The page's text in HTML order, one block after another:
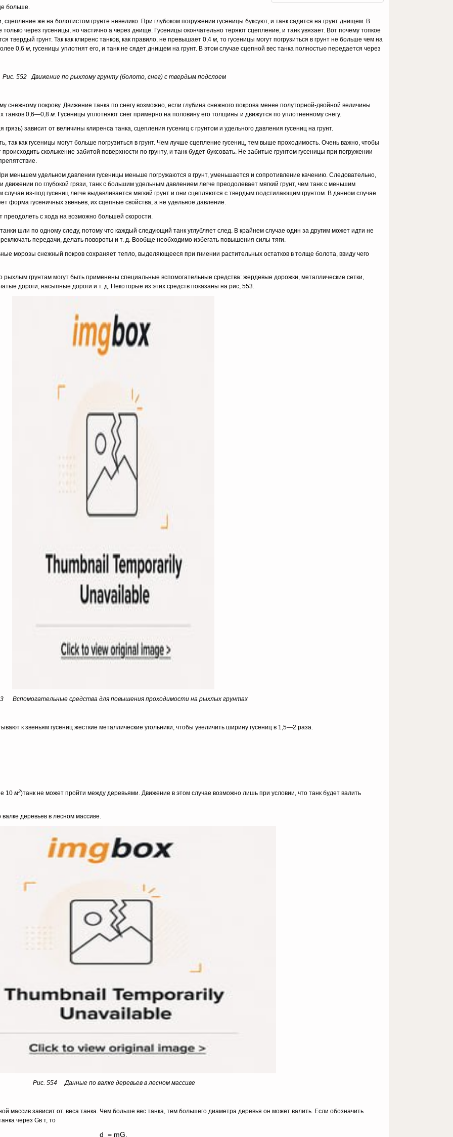
больше.
же на болотистом грунте невелико. При глубоком погружении гусеницы буксуют, и танк садится на грунт днищем. В
через гусеницы, но частично а через днище. Гусеницы окончательно теряют сцепление, и танк увя­зает. Вот почему топкое
твердый грунт. Так как клиренс танков, как правило, не превышает 0,4 м, то гусеницы могут погру­зиться в грунт не больше чем на
0,6 м, гусеницы уплотнят его, и танк не сядет днищем на грунт. В этом случае сцепной вес танка полностью передает­ся через
Рис. 552 Движение по рыхлому грунту (болото, снег) с твердым подслоем
снежному покрову. Движение танка по снегу возможно, если глубина снежного покрова менее полуторной-двойной величины
танков 0,6—0,8 м. Гусеницы уплотняют снег примерно на половину его толщины и движутся по уплотненному снегу.
грязь) за­висит от величины клиренса танка, сцепления гусениц с грунтом и удель­ного давления гусениц на грунт.
так как гу­сеницы могут больше погрузиться в грунт. Чем лучше сцепление гусе­ниц, тем выше проходимость. Очень важно, чтобы
скольжение забитой поверхности по грунту, и танк будет буксовать. Не забитые грунтом гу­сеницы при погружении
меньшем удельном давлении гусеницы меньше погружаются в грунт, уменьшается и сопротивление качению. Следовательно,
по глубокой грязи, танк с большим удельным давлением легче преодолевает мягкий грунт, чем танк с мень­шим
из-под гусениц легче выдавливается мягкий грунт и они сцепляются с твер­дым подстилающим грунтом. В данном случае
форма гусеничных звеньев, их сцепные свойства, а не удельное давление.
преодолеть с хода на возможно большей скорости.
шли по одному следу, потому что каждый следующий танк углубляет след. В крайнем случае один за другим может идти не
передачи, делать повороты и т. д. Вообще необходимо избегать повышения силы тяги.
морозы снежный покров сохраняет тепло, выделяющееся при гниении раститель­ных остатков в толще болота, ввиду чего
грун­там могут быть применены специальные вспомогательные средства: жер­девые дорожки, металлические сетки,
дороги, насыпные дороги и т. д. Некоторые из этих средств показаны на рис, 553.
Вспомогательные средства для повышения проходимости на рыхлых грунтах
к звеньям гусениц жесткие металлические угольники, чтобы увеличить ширину гусениц в 1,5—2 раза.
10 м2)танк не может пройти между деревьями. Движение в этом случае возможно лишь при условии, что танк будет валить
деревьев в лесном массиве.
Рис. 554 Данные по валке деревьев в лесном массиве
массив зависит от. веса танка. Чем больше вес танка, тем большего диаметра деревья он мо­жет валить. Если обозна­чить
через Gв т, то
d = mG,